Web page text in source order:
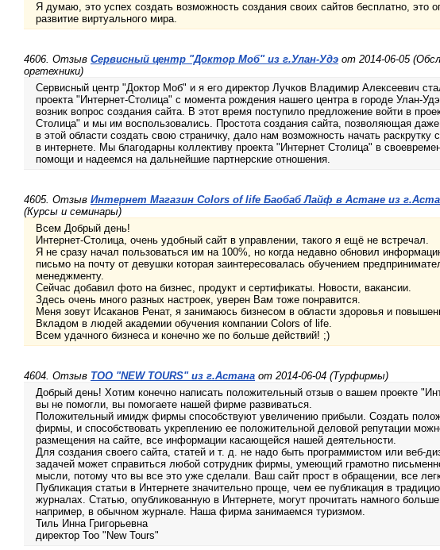
Я думаю, это успех создать возможность создания своих сайтов бесплатно, это
развитие виртуального мира.
4606. Отзыв Сервисный центр "Доктор Моб" из г.Улан-Удэ от 2014-06-05
оргтехники)
Сервисный центр "Доктор Моб" и я его директор Лучков Владимир Алексеевич
проекта "Интернет-Столица" с момента рождения нашего центра в городе Улан-
возник вопрос создания сайта. В этот время поступило предложение войти в
Столица" и мы им воспользовались. Простота создания сайта, позволяющая
в этой области создать свою страничку, дало нам возможность начать раскрутку
в интернете. Мы благодарны коллективу проекта "Интернет Столица" в
помощи и надеемся на дальнейшие партнерские отношения.
4605. Отзыв Интернет Магазин Colors of life Баобаб Лайф в Астане из
(Курсы и семинары)
Всем Добрый день!
Интернет-Столица, очень удобный сайт в управлении, такого я ещё не встречал.
Я не сразу начал пользоваться им на 100%, но когда недавно обновил
письмо на почту от девушки которая заинтересовалась обучением
менеджменту.
Сейчас добавил фото на бизнес, продукт и сертификаты. Новости, вакансии.
Здесь очень много разных настроек, уверен Вам тоже понравится.
Меня зовут Исаканов Ренат, я занимаюсь бизнесом в области здоровья и
Вкладом в людей академии обучения компании Colors of life.
Всем удачного бизнеса и конечно же по больше действий! ;)
4604. Отзыв TOO "NEW TOURS" из г.Астана от 2014-06-04 (Турфирмы)
Добрый день! Хотим конечно написать положительный отзыв о вашем проекте
вы не помогли, вы помогаете нашей фирме развиваться.
Положительный имидж фирмы способствуют увеличению прибыли. Создать
фирмы, и способствовать укреплению ее положительной деловой репутации
размещения на сайте, все информации касающейся нашей деятельности.
Для создания своего сайта, статей и т. д. не надо быть программистом или веб-
задачей может справиться любой сотрудник фирмы, умеющий грамотно
мысли, потому что вы все это уже сделали. Ваш сайт прост в обращении, все
Публикация статьи в Интернете значительно проще, чем ее публикация в
журналах. Статью, опубликованную в Интернете, могут прочитать намного
например, в обычном журнале. Наша фирма занимаемся туризмом.
Тиль Инна Григорьевна
директор Тоо "New Tours"